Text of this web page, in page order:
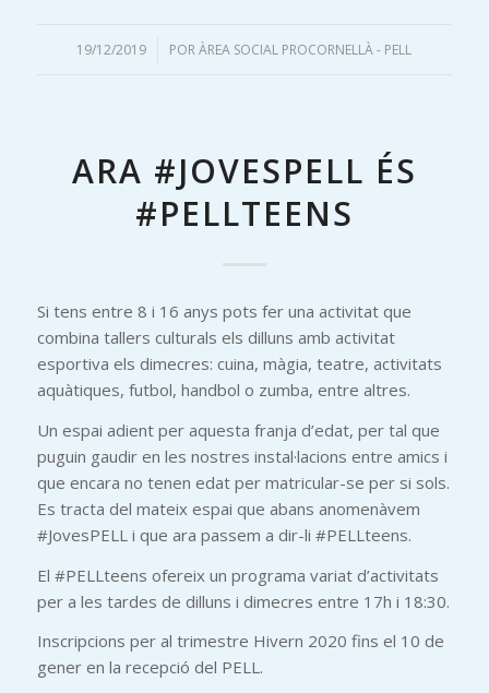
19/12/2019
/ PORÀREA SOCIAL PROCORNELLÀ - PELL
ARA #JOVESPELL ÉS
#PELLTEENS
Si tens entre 8 i 16 anys pots fer una activitat que
combina tallers culturals els dilluns amb activitat
esportiva els dimecres: cuina, màgia, teatre, activitats
aquàtiques, futbol, handbol o zumba, entre altres.
Un espai adient per aquesta franja d’edat, per tal que
puguin gaudir en les nostres instal·lacions entre amics i
que encara no tenen edat per matricular-se per si sols.
Es tracta del mateix espai que abans anomenàvem
#JovesPELL i que ara passem a dir-li #PELLteens.
El #PELLteens ofereix un programa variat d’activitats
per a les tardes de dilluns i dimecres entre 17h i 18:30.
Inscripcions per al trimestre Hivern 2020 fins el 10 de
gener en la recepció del PELL.